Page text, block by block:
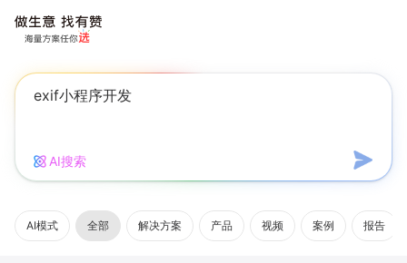
AI搜索
AI模式 全部 解决方案 产品 视频 案例 报告